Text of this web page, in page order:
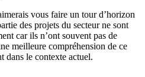
vous faire un tour d’horizon
des projets du secteur ne sont
car ils n’ont souvent pas de
meilleure compréhension de ce
dans le contexte actuel.